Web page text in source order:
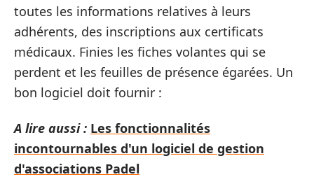
toutes les informations relatives à leurs
adhérents, des inscriptions aux certificats
médicaux. Finies les fiches volantes qui se
perdent et les feuilles de présence égarées. Un
bon logiciel doit fournir :
A lire aussi : Les fonctionnalités
incontournables d'un logiciel de gestion
d'associations Padel